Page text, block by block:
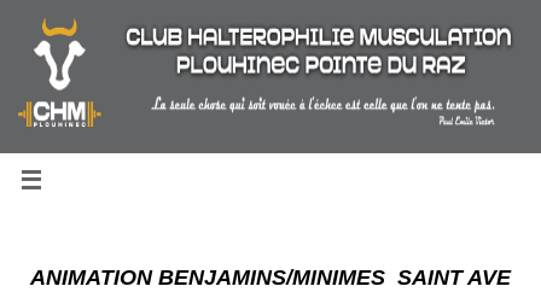
contenu
ANIMATION BENJAMINS/MINIMES SAINT AVE